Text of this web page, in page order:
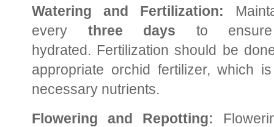
Watering and Fertilization:
every three days to
hydrated. Fertilization should be
appropriate orchid fertilizer, which
necessary nutrients.
Flowering and Repotting: